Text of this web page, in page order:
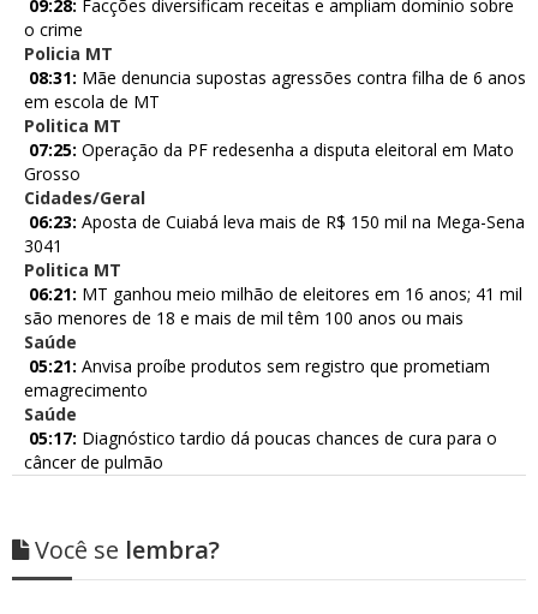
09:28: Facções diversificam receitas e ampliam domínio sobre
o crime
Policia MT
08:31: Mãe denuncia supostas agressões contra filha de 6 anos
em escola de MT
Politica MT
07:25: Operação da PF redesenha a disputa eleitoral em Mato
Grosso
Cidades/Geral
06:23: Aposta de Cuiabá leva mais de R$ 150 mil na Mega-Sena
3041
Politica MT
06:21: MT ganhou meio milhão de eleitores em 16 anos; 41 mil
são menores de 18 e mais de mil têm 100 anos ou mais
Saúde
05:21: Anvisa proíbe produtos sem registro que prometiam
emagrecimento
Saúde
05:17: Diagnóstico tardio dá poucas chances de cura para o
câncer de pulmão
Você se lembra?